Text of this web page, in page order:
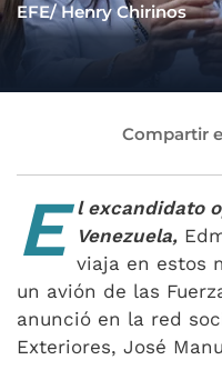
EFE/ Henry Chirinos
Compartir
E l excandidato
Venezuela,
viaja en estos
un avión de las
anunció en la red
Exteriores, José